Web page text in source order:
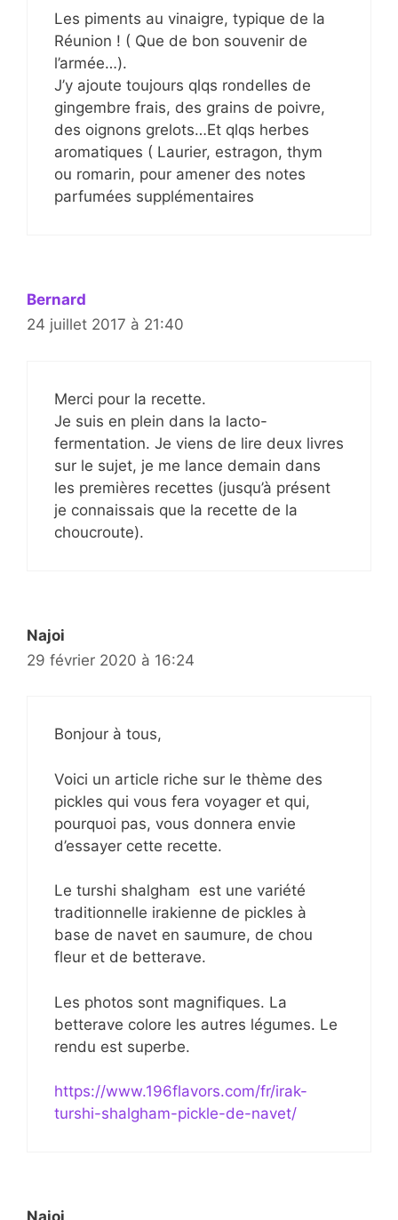
Les piments au vinaigre, typique de la
Réunion ! ( Que de bon souvenir de
l’armée…).
J’y ajoute toujours qlqs rondelles de
gingembre frais, des grains de poivre,
des oignons grelots…Et qlqs herbes
aromatiques ( Laurier, estragon, thym
ou romarin, pour amener des notes
parfumées supplémentaires
Bernard
24 juillet 2017 à 21:40
Merci pour la recette.
Je suis en plein dans la lacto-
fermentation. Je viens de lire deux livres
sur le sujet, je me lance demain dans
les premières recettes (jusqu’à présent
je connaissais que la recette de la
choucroute).
Najoi
29 février 2020 à 16:24
Bonjour à tous,
Voici un article riche sur le thème des
pickles qui vous fera voyager et qui,
pourquoi pas, vous donnera envie
d’essayer cette recette.
Le turshi shalgham est une variété
traditionnelle irakienne de pickles à
base de navet en saumure, de chou
fleur et de betterave.
Les photos sont magnifiques. La
betterave colore les autres légumes. Le
rendu est superbe.
https://www.196flavors.com/fr/irak-
turshi-shalgham-pickle-de-navet/